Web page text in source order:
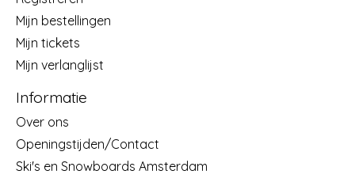
Mijn bestellingen
Mijn tickets
Mijn verlanglijst
Informatie
Over ons
Openingstijden/Contact
Ski's en Snowboards Amsterdam